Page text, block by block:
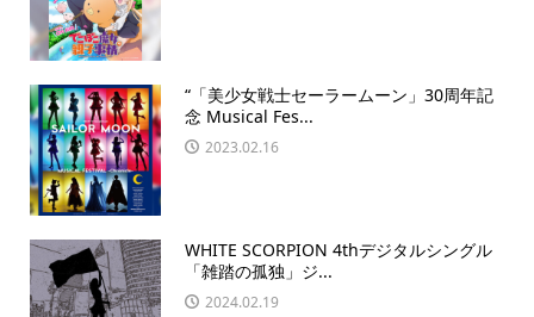
“「美少女戦士セーラームーン」30周年記
念 Musical Fes...
2023.02.16
WHITE SCORPION 4thデジタルシングル
「雑踏の孤独」ジ...
2024.02.19